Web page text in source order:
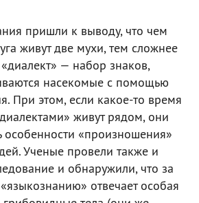
пришли к выводу, что чем
живут две мухи, тем сложнее
— набор знаков,
насекомые с помощью
При этом, если какое-то время
живут рядом, они
особенности «произношения»
Ученые провели также и
и обнаружили, что за
отвечает особая